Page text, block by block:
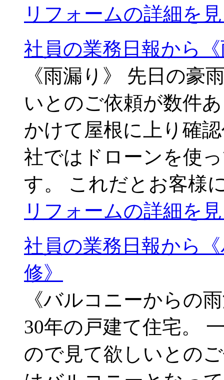
リフォームの詳細を
社員の業務日報から
《雨漏り》 先日の豪
いとのご依頼が数件
かけて屋根に上り確
社ではドローンを使
す。 これだとお客様
リフォームの詳細を
社員の業務日報から
修》
《バルコニーからの
30年の戸建て住宅。
ので見て欲しいとの